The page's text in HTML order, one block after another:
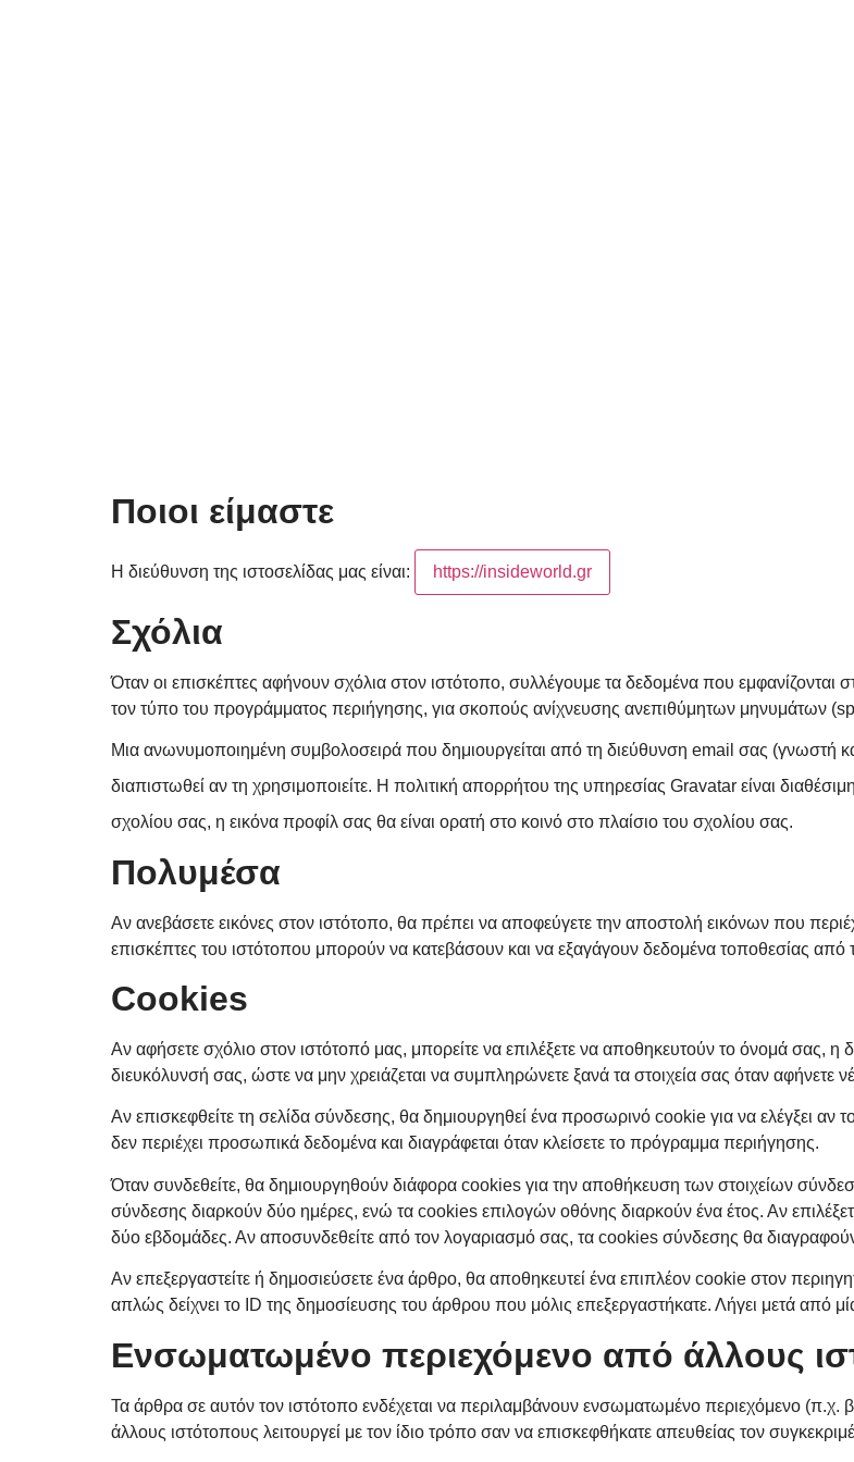
Ποιοι είμαστε
Η διεύθυνση της ιστοσελίδας μας είναι: https://insideworld.gr
Σχόλια
Όταν οι επισκέπτες αφήνουν σχόλια στον ιστότοπο, συλλέγουμε τα δεδομένα που
τον τύπο του προγράμματος περιήγησης, για σκοπούς ανίχνευσης ανεπιθύμητων μηνυμάτων
Μια ανωνυμοποιημένη συμβολοσειρά που δημιουργείται από τη διεύθυνση email σας (γνωστή
διαπιστωθεί αν τη χρησιμοποιείτε. Η πολιτική απορρήτου της υπηρεσίας Gravatar είναι
σχολίου σας, η εικόνα προφίλ σας θα είναι ορατή στο κοινό στο πλαίσιο του σχολίου σας.
Πολυμέσα
Αν ανεβάσετε εικόνες στον ιστότοπο, θα πρέπει να αποφεύγετε την αποστολή εικόνων που
επισκέπτες του ιστότοπου μπορούν να κατεβάσουν και να εξαγάγουν δεδομένα τοποθεσίας από
Cookies
Αν αφήσετε σχόλιο στον ιστότοπό μας, μπορείτε να επιλέξετε να αποθηκευτούν το όνομά σας, η
διευκόλυνσή σας, ώστε να μην χρειάζεται να συμπληρώνετε ξανά τα στοιχεία σας όταν αφήνετε
Αν επισκεφθείτε τη σελίδα σύνδεσης, θα δημιουργηθεί ένα προσωρινό cookie για να ελέγξει
δεν περιέχει προσωπικά δεδομένα και διαγράφεται όταν κλείσετε το πρόγραμμα περιήγησης.
Όταν συνδεθείτε, θα δημιουργηθούν διάφορα cookies για την αποθήκευση των στοιχείων
σύνδεσης διαρκούν δύο ημέρες, ενώ τα cookies επιλογών οθόνης διαρκούν ένα έτος. Αν
δύο εβδομάδες. Αν αποσυνδεθείτε από τον λογαριασμό σας, τα cookies σύνδεσης θα
Αν επεξεργαστείτε ή δημοσιεύσετε ένα άρθρο, θα αποθηκευτεί ένα επιπλέον cookie στον
απλώς δείχνει το ID της δημοσίευσης του άρθρου που μόλις επεξεργαστήκατε. Λήγει μετά από
Ενσωματωμένο περιεχόμενο από άλλους
Τα άρθρα σε αυτόν τον ιστότοπο ενδέχεται να περιλαμβάνουν ενσωματωμένο περιεχόμενο
άλλους ιστότοπους λειτουργεί με τον ίδιο τρόπο σαν να επισκεφθήκατε απευθείας τον